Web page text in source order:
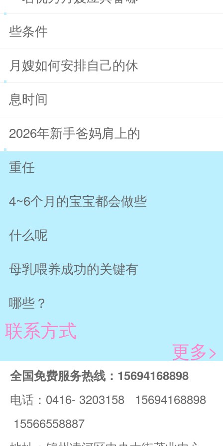
些条件
月嫂如何安排自己的休
息时间
2026年新手爸妈肩上的
重任
4~6个月的宝宝都会做些
什么呢
母乳喂养成功的关键有
哪些？
联系方式
更多>
全国免费服务热线：15694168898
电话：0416- 3203158 15694168898
15566558887